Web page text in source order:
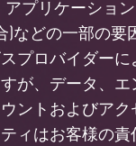
プリケーショ
)などの一部の要
プロバイダーに
が、データ、エ
ントおよびアク
ィはお客様の責